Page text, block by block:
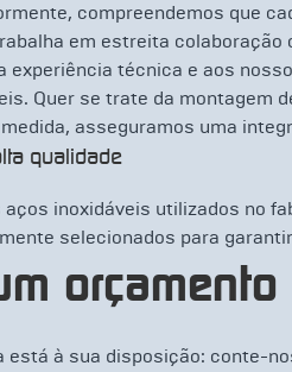
compreendemos que
em estreita
experiência técnica e aos
Quer se trate da montagem
asseguramos uma
qualidade
aços inoxidáveis utilizados no
selecionados para
orçamento
está à sua disposição: conte-